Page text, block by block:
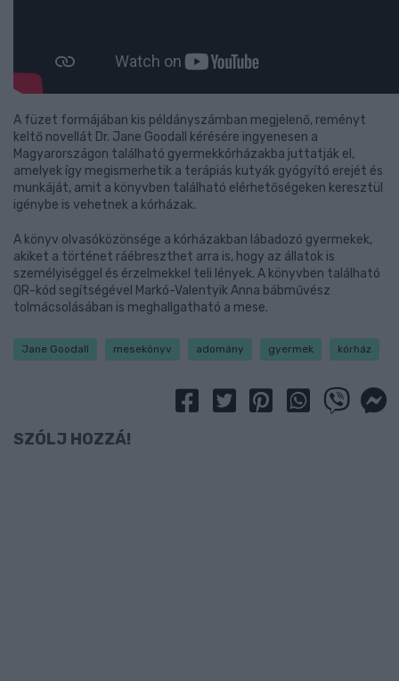
A füzet formájában kis példányszámban megjelenő, reményt
keltő novellát Dr. Jane Goodall kérésére ingyenesen a
Magyarországon található gyermekkórházakba juttatják el,
amelyek így megismerhetik a terápiás kutyák gyógyító erejét és
munkáját, amit a könyvben található elérhetőségeken keresztül
igénybe is vehetnek a kórházak.
A könyv olvasóközönsége a kórházakban lábadozó gyermekek,
akiket a történet ráébreszthet arra is, hogy az állatok is
személyiséggel és érzelmekkel teli lények. A könyvben található
QR-kód segítségével Markó-Valentyik Anna bábművész
tolmácsolásában is meghallgatható a mese.
Jane Goodall mesekönyv adomány gyermek kórház
SZÓLJ HOZZÁ!